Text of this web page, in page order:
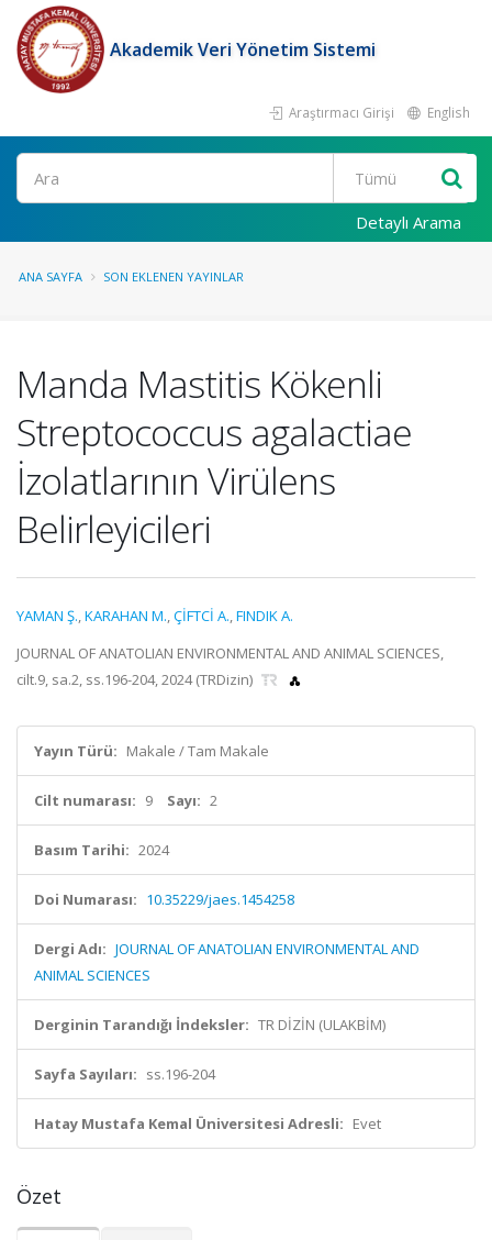
Akademik Veri Yönetim Sistemi
Araştırmacı Girişi English
Ara
Detaylı Arama
ANA SAYFA SON EKLENEN YAYINLAR
Manda Mastitis Kökenli
Streptococcus agalactiae
İzolatlarının Virülens
Belirleyicileri
YAMAN Ş.,KARAHAN M.,ÇİFTCİ A.,FINDIK A.
JOURNAL OF ANATOLIAN ENVIRONMENTAL AND ANIMAL SCIENCES,
cilt.9, sa.2, ss.196-204, 2024 (TRDizin)
Yayın Türü: Makale / Tam Makale
Cilt numarası: 9 Sayı: 2
Basım Tarihi: 2024
Doi Numarası: 10.35229/jaes.1454258
Dergi Adı: JOURNAL OF ANATOLIAN ENVIRONMENTAL AND
ANIMAL SCIENCES
Derginin Tarandığı İndeksler: TR DİZİN (ULAKBİM)
Sayfa Sayıları: ss.196-204
Hatay Mustafa Kemal Üniversitesi Adresli: Evet
Özet